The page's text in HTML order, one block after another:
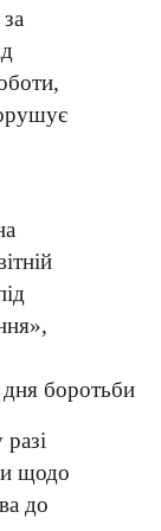
боротьби
щодо
до